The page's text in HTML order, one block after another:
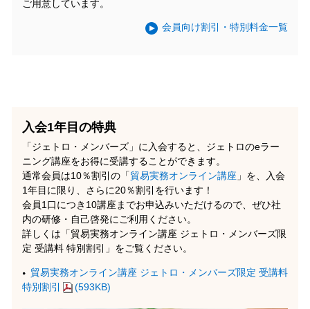
ご用意しています。
会員向け割引・特別料金一覧
入会1年目の特典
「ジェトロ・メンバーズ」に入会すると、ジェトロのeラー
ニング講座をお得に受講することができます。
通常会員は10％割引の「貿易実務オンライン講座 」を、入会
1年目に限り、さらに20％割引を行います！
会員1口につき10講座までお申込みいただけるので、ぜひ社
内の研修・自己啓発にご利用ください。
詳しくは「貿易実務オンライン講座 ジェトロ・メンバーズ限
定 受講料 特別割引」をご覧ください。
貿易実務オンライン講座 ジェトロ・メンバーズ限定 受講料
特別割引
(593KB)